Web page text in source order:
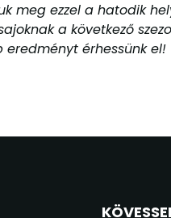
meg ezzel a hatodik
a következő
eredményt érhessünk el!